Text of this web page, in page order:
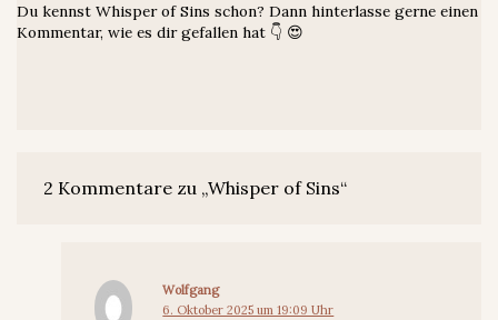
Du kennst Whisper of Sins schon? Dann hinterlasse gerne einen
Kommentar, wie es dir gefallen hat 👇 😍
2 Kommentare zu „Whisper of Sins“
Wolfgang
6. Oktober 2025 um 19:09 Uhr